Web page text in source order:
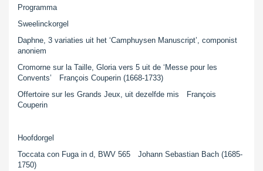
Programma
Sweelinckorgel
Daphne, 3 variaties uit het ‘Camphuysen Manuscript’, componist
anoniem
Cromorne sur la Taille, Gloria vers 5 uit de ‘Messe pour les
Convents’ François Couperin (1668-1733)
Offertoire sur les Grands Jeux, uit dezelfde mis François
Couperin
Hoofdorgel
Toccata con Fuga in d, BWV 565 Johann Sebastian Bach (1685-
1750)